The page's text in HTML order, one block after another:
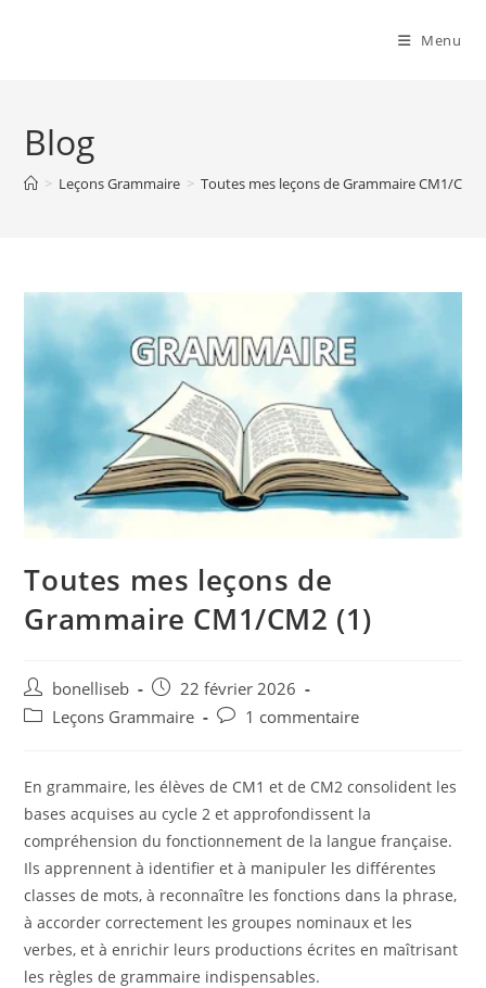
Menu
Blog
> Leçons Grammaire > Toutes mes leçons de Grammaire CM1/CM2
Toutes mes leçons de
Grammaire CM1/CM2 (1)
bonelliseb
22 février 2026
Leçons Grammaire
1 commentaire
En grammaire, les élèves de CM1 et de CM2 consolident les
bases acquises au cycle 2 et approfondissent la
compréhension du fonctionnement de la langue française.
Ils apprennent à identifier et à manipuler les différentes
classes de mots, à reconnaître les fonctions dans la phrase,
à accorder correctement les groupes nominaux et les
verbes, et à enrichir leurs productions écrites en maîtrisant
les règles de grammaire indispensables.